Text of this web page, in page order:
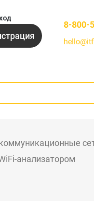
8-800-
анализатором